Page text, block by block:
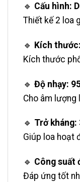
🔹 Cấu hình:
Thiết kế 2 loa
🔹 Kích
Kích thước
🔹 Độ nhạy:
Cho âm lượng
🔹 Trở kháng:
Giúp loa hoạt
🔹 Công suất
Đáp ứng tốt